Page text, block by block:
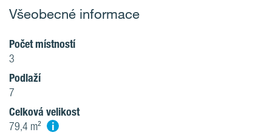
Všeobecné informace
Počet místností
3
Podlaží
7
Celková velikost
79,4 m² i